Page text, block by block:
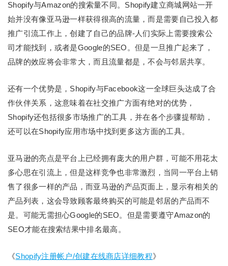
Shopify与Amazon的搜索量不同。Shopify建立商城网站一开
始并没有像亚马逊一样获得很高的流量，而是需要自己投入都
推广引流工作上，创建了自己的品牌-人们实际上需要搜索公
司才能找到，或者是Google的SEO。但是一旦推广起来了，
品牌的效应将会非常大，而且流量都是，不会与邻居共享。
还有一个优势是，Shopify与Facebook这一全球巨头达成了合
作伙伴关系，这意味着在社交推广方面有绝对的优势，
Shopify还包括很多市场推广的工具，并在各个步骤提帮助，
还可以在Shopify应用市场中找到更多这方面的工具。
亚马逊的亮点是平台上已经拥有庞大的用户群，可能不用花太
多心思在引流上，但是这样竞争也非常激烈，当同一平台上销
售了很多一样的产品，而亚马逊的产品页面上，显示有相关的
产品列表，这会导致顾客最终购买的可能是邻居的产品而不
是。可能无需担心Google的SEO。但是需要遵守Amazon的
SEO才能在搜索结果中排名最高。
《Shopify注册帐户/创建在线商店详细教程》